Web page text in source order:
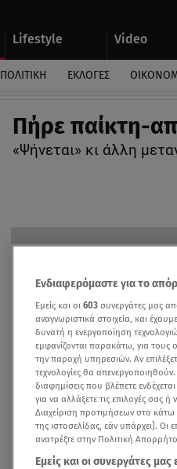
Lifestyle Video
ΠΟΛΙΤΙΚΗ ΕΚΛΟΓΕΣ
Πήρε παίκτη-
«Ψήνεται» κι άλλη
Ενδιαφερόμαστε για το
Εμείς και οι 603 συνεργάτες μας
αναγνωριστικά στοιχεία, και
δυνατή η ενεργοποίηση
εμφανίζονται παρακάτω, για τους
την παροχή υπηρεσιών. Αν
τεχνολογίες θα
διαφημίσεις που βλέπετε
για να αλλάξετε τις επιλογές
Διαχείριση προτιμήσεων στο
της ιστοσελίδας, εάν υπάρχει]. Οι
ανατρέξτε στην Πολιτική
Εμείς και οι συνεργάτες